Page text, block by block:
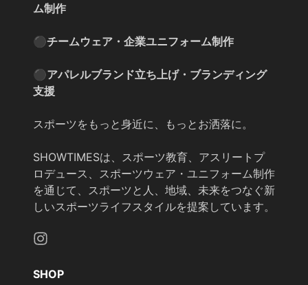
ム制作
⚫︎チームウェア・企業ユニフォーム制作
⚫︎アパレルブランド立ち上げ・ブランディング
支援
スポーツをもっと身近に、もっとお洒落に。
SHOWTIMESは、スポーツ教育、アスリートプ
ロデュース、スポーツウェア・ユニフォーム制作
を通じて、スポーツと人、地域、未来をつなぐ新
しいスポーツライフスタイルを提案しています。
SHOP